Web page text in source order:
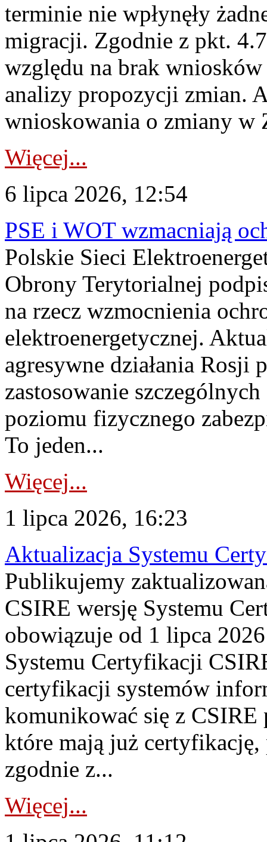
terminie nie wpłynęły
migracji. Zgodnie z pkt.
względu na brak
analizy propozycji zmian.
wnioskowania o zmiany w
Więcej...
6 lipca 2026, 12:54
PSE i WOT wzmacniają
Polskie Sieci
Obrony Terytorialnej
na rzecz wzmocnienia
elektroenergetycznej.
agresywne działania Rosji
zastosowanie
poziomu fizycznego
To jeden...
Więcej...
1 lipca 2026, 16:23
Aktualizacja Systemu
Publikujemy
CSIRE wersję Systemu
obowiązuje od 1 lipca
Systemu Certyfikacji
certyfikacji systemów
komunikować się z
które mają już
zgodnie z...
Więcej...